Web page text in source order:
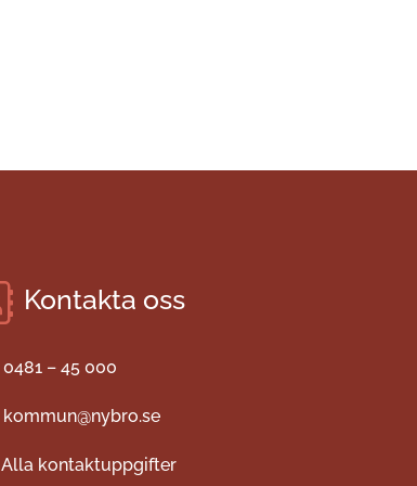
Kontakta oss
0481 – 45 000
kommun@nybro.se
Alla kontaktuppgifter